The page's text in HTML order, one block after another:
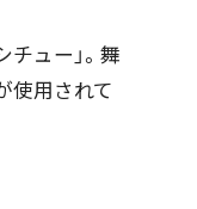
ュー」。舞
使用されて